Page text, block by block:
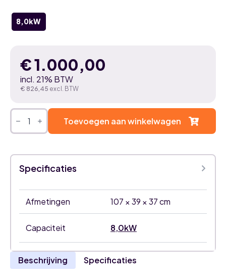
8,0kW
€1.000,00
incl. 21% BTW
€ 826,45 excl. BTW
Mitsubishi
Heavy
Diamond
Hyper
airco
wit
binnenunit
aantal
Toevoegen aan winkelwagen
Specificaties
Afmetingen 107 × 39 × 37 cm
Capaciteit 8,0kW
Beschrijving Specificaties